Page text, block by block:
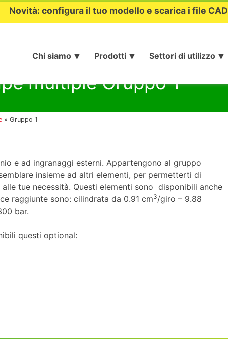
Novità: configura il tuo modello e scarica i file CAD
Chi siamo Prodotti Settori di utilizzo
multiple Gruppo 1
»Gruppo 1
e ad ingranaggi esterni. Appartengono al gruppo
insieme ad altri elementi, per permetterti di
tue necessità. Questi elementi sono disponibili anche
raggiunte sono: cilindrata da 0.91 cm3/giro – 9.88
bar.
questi optional: